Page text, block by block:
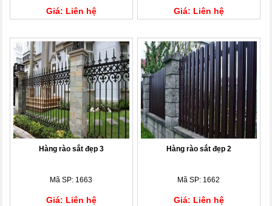
Giá: Liên hệ Giá: Liên hệ
Hàng rào sắt đẹp 3
Mã SP: 1663
Giá: Liên hệ
Hàng rào sắt đẹp 2
Mã SP: 1662
Giá: Liên hệ